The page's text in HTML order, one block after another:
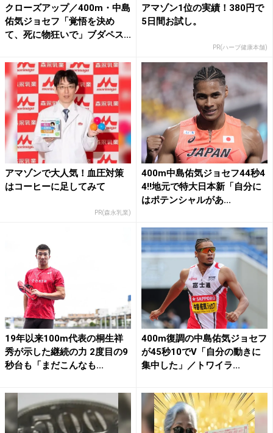
クローズアップ／400m・中島
佑気ジョセフ「覚悟を決め
て、死に物狂いで」ブダペス...
アマゾン1位の実績！380円で
5日間お試し。
PR(ハーブ健康本舗)
アマゾンで大人気！血圧対策
はコーヒーに足してみて
PR(森永乳業)
400m中島佑気ジョセフ44秒4
4!!地元で特大日本新「自分に
はポテンシャルがあ...
19年以来100m代表の桐生祥
秀が示した継続の力 2度目の9
秒台も「まだこんなも...
400m復調の中島佑気ジョセフ
が45秒10でV「自分の動きに
集中した」／トワイラ...